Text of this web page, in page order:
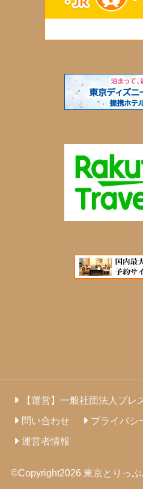
【運営】一般社団法人プレ
問い合わせ
プライバシ
運営者情報
©Copyright2026 東京とりっぷ